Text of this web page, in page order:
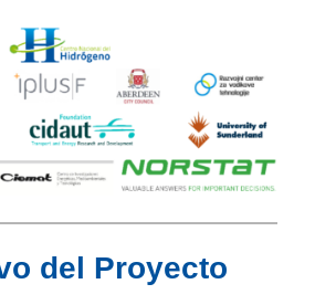
del Proyecto